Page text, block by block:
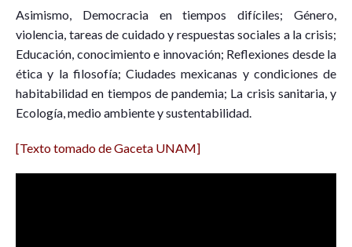
Asimismo, Democracia en tiempos difíciles; Género,
violencia, tareas de cuidado y respuestas sociales a la crisis;
Educación, conocimiento e innovación; Reflexiones desde la
ética y la filosofía; Ciudades mexicanas y condiciones de
habitabilidad en tiempos de pandemia; La crisis sanitaria, y
Ecología, medio ambiente y sustentabilidad.
[Texto tomado de Gaceta UNAM]